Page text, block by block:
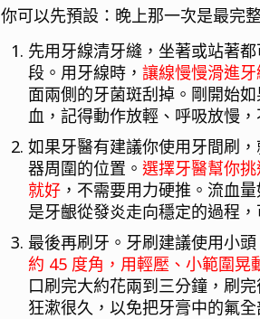
你可以先預設：晚上那一次是最完
先用牙線清牙縫，坐著或站著
段。用牙線時， 讓線慢慢滑進
面兩側的牙菌斑刮掉。剛開始
血，記得動作放輕、呼吸放慢
如果牙醫有建議你使用牙間刷
器周圍的位置。 選擇牙醫幫你
就好，不需要用力硬推。流血
是牙齦從發炎走向穩定的過程
最後再刷牙。牙刷建議使用小
約 45 度角，用輕壓、小範圍晃
口刷完大約花兩到三分鐘，刷
狂漱很久，以免把牙膏中的氟